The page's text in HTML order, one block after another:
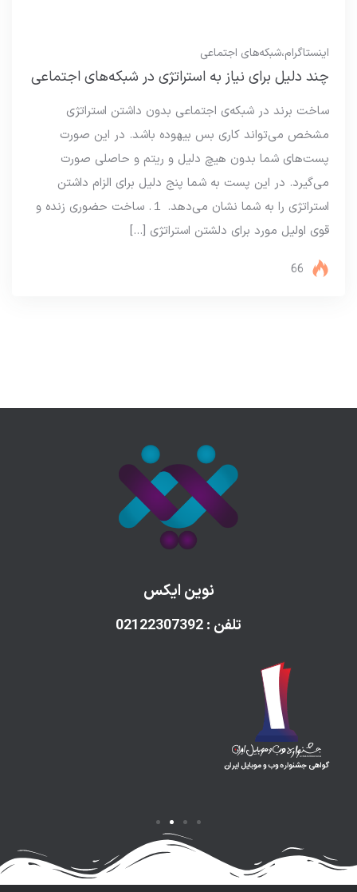
اینستاگرام،شبکه‌های اجتماعی
چند دلیل برای نیاز به استراتژی در شبکه‌های اجتماعی
ساخت برند در شبکه‌ی اجتماعی بدون داشتن استراتژی
مشخص می‌تواند کاری بس بیهوده باشد. در این صورت
پست‌های شما بدون هیچ دلیل و ریتم و حاصلی صورت
می‌گیرد. در این پست به شما پنج دلیل برای الزام داشتن
استراتژی را به شما نشان می‌دهد. １. ساخت حضوری زنده و
قوی اولیل مورد برای دلشتن استراتژی […]
66
نوین ایکس
تلفن : 02122307392